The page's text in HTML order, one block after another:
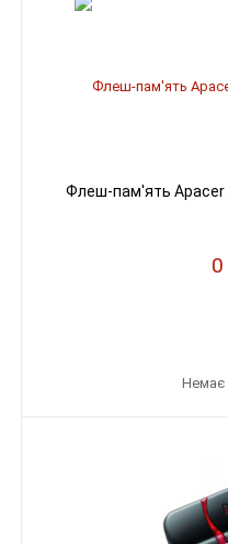
Флеш-пам'ять Apacer
0
Немає